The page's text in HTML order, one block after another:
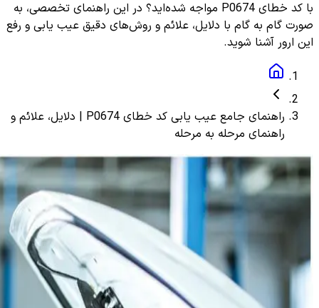
با کد خطای P0674 مواجه شده‌اید؟ در این راهنمای تخصصی، به
صورت گام به گام با دلایل، علائم و روش‌های دقیق عیب یابی و رفع
این ارور آشنا شوید.
راهنمای جامع عیب یابی کد خطای P0674 | دلایل، علائم و
راهنمای مرحله به مرحله